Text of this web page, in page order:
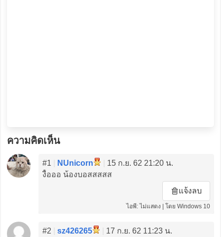
ความคิดเห็น
#1 NUnicorn
15 ก.ย. 62 21:20 น.
งื้อออ น้องบอสสสสส
แจ้งลบ
ไอพี: ไม่แสดง | โดย Windows 10
#2 sz426265
17 ก.ย. 62 11:23 น.